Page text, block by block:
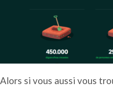
Alors si vous aussi vous